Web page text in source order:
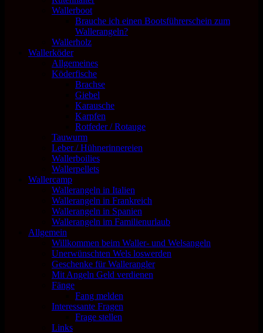
Wallerboot
Brauche ich einen Bootsführerschein zum
Wallerangeln?
Wallerholz
Wallerköder
Allgemeines
Köderfische
Brachse
Giebel
Karausche
Karpfen
Rotfeder / Rotauge
Tauwurm
Leber / Hühnerinnereien
Wallerboilies
Wallerpellets
Wallercamp
Wallerangeln in Italien
Wallerangeln in Frankreich
Wallerangeln in Spanien
Wallerangeln im Familienurlaub
Allgemein
Willkommen beim Waller- und Welsangeln
Unerwünschten Wels loswerden
Geschenke für Wallerangler
Mit Angeln Geld verdienen
Fänge
Fang melden
Interessante Fragen
Frage stellen
Links